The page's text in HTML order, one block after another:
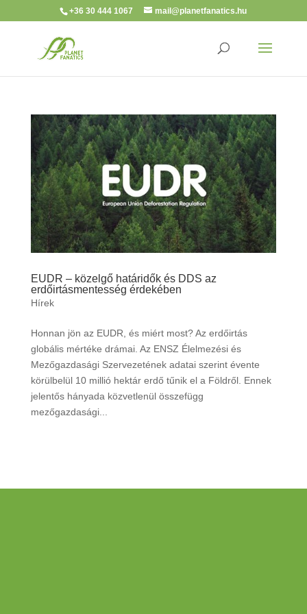
+36 30 444 1067 mail@planetfanatics.hu
EUDR – közelgő határidők és DDS az
erdőirtásmentesség érdekében
Hírek
Honnan jön az EUDR, és miért most? Az erdőirtás
globális mértéke drámai. Az ENSZ Élelmezési és
Mezőgazdasági Szervezetének adatai szerint évente
körülbelül 10 millió hektár erdő tűnik el a Földről. Ennek
jelentős hányada közvetlenül összefügg
mezőgazdasági...